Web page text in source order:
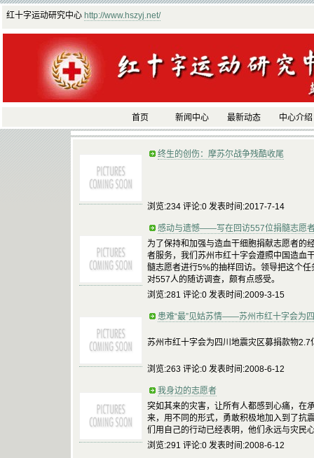
红十字运动研究中心 http://www.hszyj.net/
首页 新闻中心 最新动态 中心介绍
终生的创伤：摩苏尔战争残酷收尾
浏览:234 评论:0 发表时间:2017-7-14
感动与遗憾——写在回访557位捐髓志愿
为了保持和加强与造血干细胞捐献志愿者的
者服务，我们苏州市红十字会遵照中国造血
髓志愿者进行5%的抽样回访。领导把这个
对557人的随访调查，颇有点感受。
浏览:281 评论:0 发表时间:2009-3-15
患难“最”见姑苏情——苏州市红十字会为
苏州市红十字会为四川地震灾区募捐款物2.7
浏览:263 评论:0 发表时间:2008-6-12
我身边的志愿者
突如其来的灾害，让所有人都感到心痛，在
来，用不同的形式，勇敢积极地加入到了抗
们用自己的行动已经表明，他们永远与灾民
浏览:291 评论:0 发表时间:2008-6-12